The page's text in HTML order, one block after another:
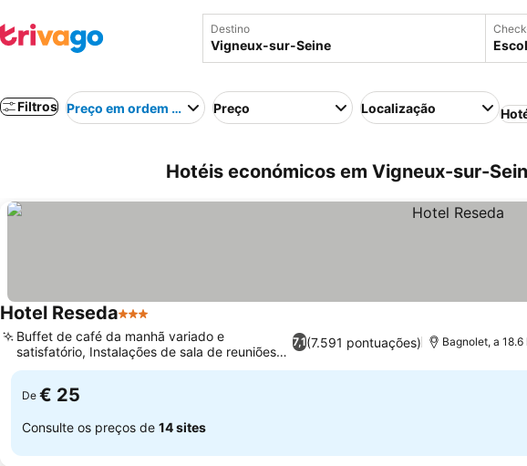
Destino
Filtros Preço em ordem crescentePreço Localização
Hotéis económicos em Vigneux-sur-
Hotel Reseda3 Estrelas
7,1(7.591 pontuações)
Buffet de café da manhã variado e
satisfatório, Instalações de sala de reuniões
dedicadas
Bagnolet, a
De € 25
Consulte os preços de 14 sites